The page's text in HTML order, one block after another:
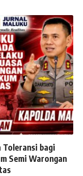
Toleransi bagi
Semi Warongan